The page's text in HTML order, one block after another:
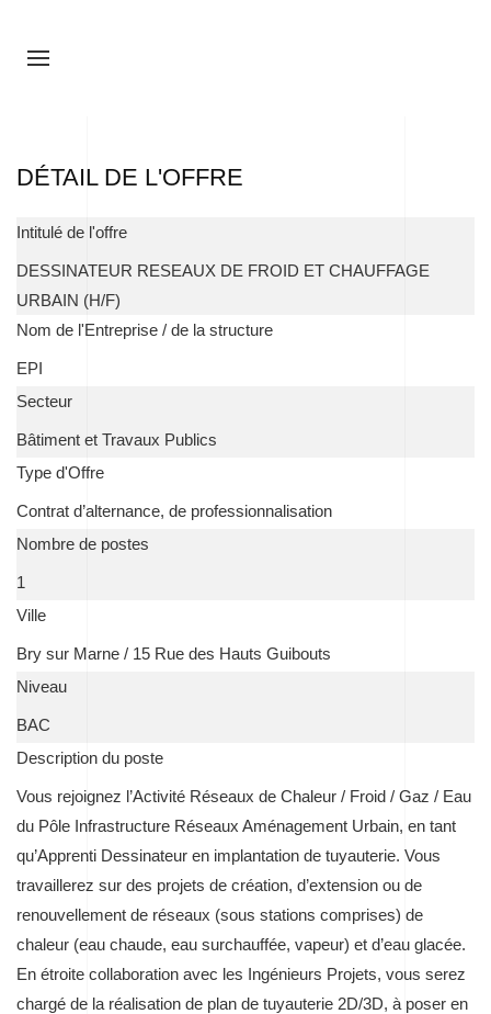
DÉTAIL DE L'OFFRE
Intitulé de l'offre
DESSINATEUR RESEAUX DE FROID ET CHAUFFAGE
URBAIN (H/F)
Nom de l'Entreprise / de la structure
EPI
Secteur
Bâtiment et Travaux Publics
Type d'Offre
Contrat d’alternance, de professionnalisation
Nombre de postes
1
Ville
Bry sur Marne / 15 Rue des Hauts Guibouts
Niveau
BAC
Description du poste
Vous rejoignez l’Activité Réseaux de Chaleur / Froid / Gaz / Eau
du Pôle Infrastructure Réseaux Aménagement Urbain, en tant
qu’Apprenti Dessinateur en implantation de tuyauterie. Vous
travaillerez sur des projets de création, d’extension ou de
renouvellement de réseaux (sous stations comprises) de
chaleur (eau chaude, eau surchauffée, vapeur) et d’eau glacée.
En étroite collaboration avec les Ingénieurs Projets, vous serez
chargé de la réalisation de plan de tuyauterie 2D/3D, à poser en